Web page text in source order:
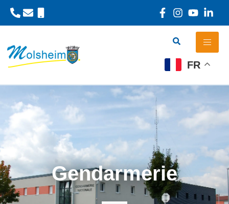
FR
Gendarmerie
Panneau de gestion des cookies